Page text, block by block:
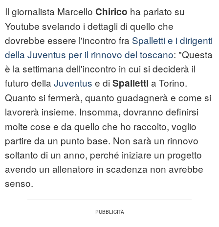
Il giornalista Marcello Chirico ha parlato su
Youtube svelando i dettagli di quello che
dovrebbe essere l'incontro fra Spalletti e i dirigenti
della Juventus per il rinnovo del toscano: "Questa
è la settimana dell'incontro in cui si deciderà il
futuro della Juventus e di Spalletti a Torino.
Quanto si fermerà, quanto guadagnerà e come si
lavorerà insieme. Insomma, dovranno definirsi
molte cose e da quello che ho raccolto, voglio
partire da un punto base. Non sarà un rinnovo
soltanto di un anno, perché iniziare un progetto
avendo un allenatore in scadenza non avrebbe
senso.